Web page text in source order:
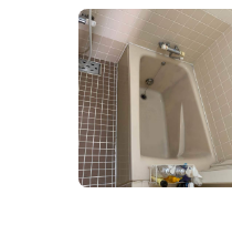
ットよりお湯が滝の